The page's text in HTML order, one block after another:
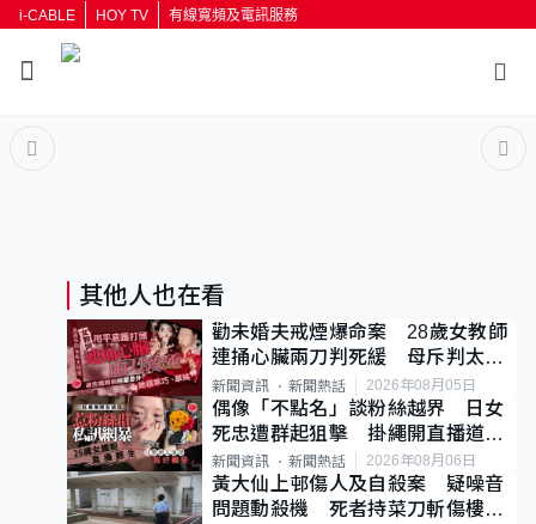
i-CABLE HOY TV 有線寬頻及電訊服務
其他人也在看
勸未婚夫戒煙爆命案 28歲女教師
連捅心臟兩刀判死緩 母斥判太重
已上訴
新聞資訊 新聞熱話 2026年08月05日
偶像「不點名」談粉絲越界 日女
死忠遭群起狙擊 掛繩開直播道歉
後輕生
新聞資訊 新聞熱話 2026年08月06日
黃大仙上邨傷人及自殺案 疑噪音
問題動殺機 死者持菜刀斬傷樓上